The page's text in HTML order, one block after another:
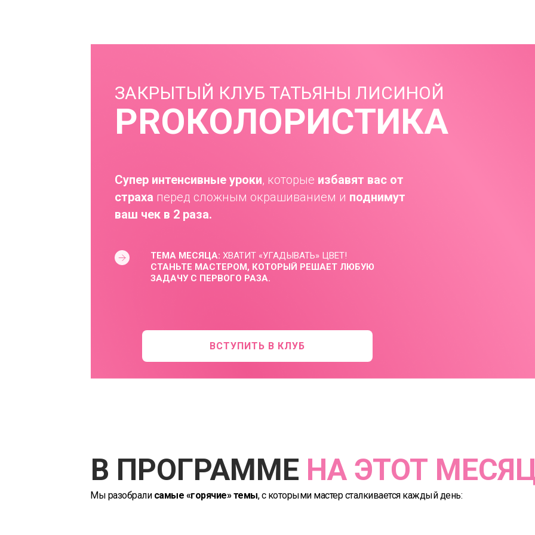
ЗАКРЫТЫЙ КЛУБ ТАТЬЯНЫ ЛИСИНОЙ
PROКОЛОРИСТИКА
Cупер интенсивные уроки, которые избавят вас от
страха перед сложным окрашиванием и поднимут
ваш чек в 2 раза.
4-Х ЧАСОВОЙ УРОК «ИЗ AIRTOUCH, ИЗ МЕЛИРОВАНИЯ В TOTAL BLONDE»
ТЕМА МЕСЯЦА: ХВАТИТ «УГАДЫВАТЬ» ЦВЕТ!
СТАНЬТЕ МАСТЕРОМ, КОТОРЫЙ РЕШАЕТ ЛЮБУЮ
ЗАДАЧУ С ПЕРВОГО РАЗА.
ВСТУПИТЬ В КЛУБ
В ПРОГРАММЕ НА ЭТОТ
Мы разобрали самые «горячие» темы, с которыми мастер сталкивается каждый день: